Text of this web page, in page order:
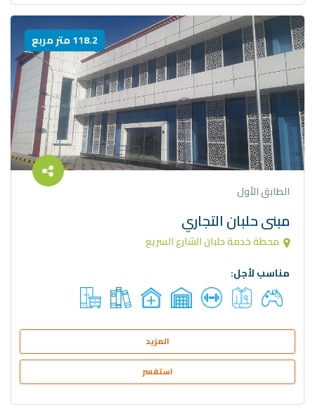
118.2 متر مربع
الطابق الأول
مبنى حلبان التجاري
محطة خدمة حلبان الشارع السريع
مناسب لأجل:
المزيد
استفسر